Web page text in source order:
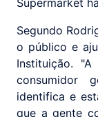
Supermarket
Segundo
o público e
Instituição.
consumidor
identifica e
que a gente